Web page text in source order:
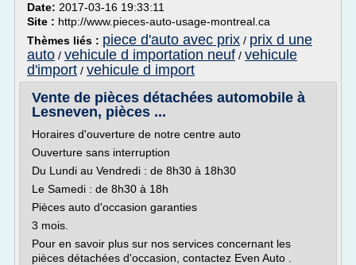
Date: 2017-03-16 19:33:11
Site : http://www.pieces-auto-usage-montreal.ca
Thèmes liés : piece d'auto avec prix / prix d une
auto / vehicule d importation neuf / vehicule
d'import / vehicule d import
Vente de pièces détachées automobile à
Lesneven, pièces ...
Horaires d'ouverture de notre centre auto
Ouverture sans interruption
Du Lundi au Vendredi : de 8h30 à 18h30
Le Samedi : de 8h30 à 18h
Pièces auto d'occasion garanties
3 mois.
Pour en savoir plus sur nos services concernant les
pièces détachées d'occasion, contactez Even Auto .